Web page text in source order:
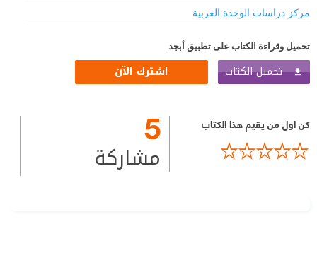
مركز دراسات الوحدة العربية
تحميل وقراءة الكتاب على تطبيق أبجد
تحميل الكتاب اشترك الآن
كن اول من يقيم هذا الكتاب 5
مشاركة